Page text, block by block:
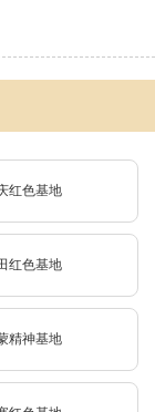
红色基地
红色基地
精神基地